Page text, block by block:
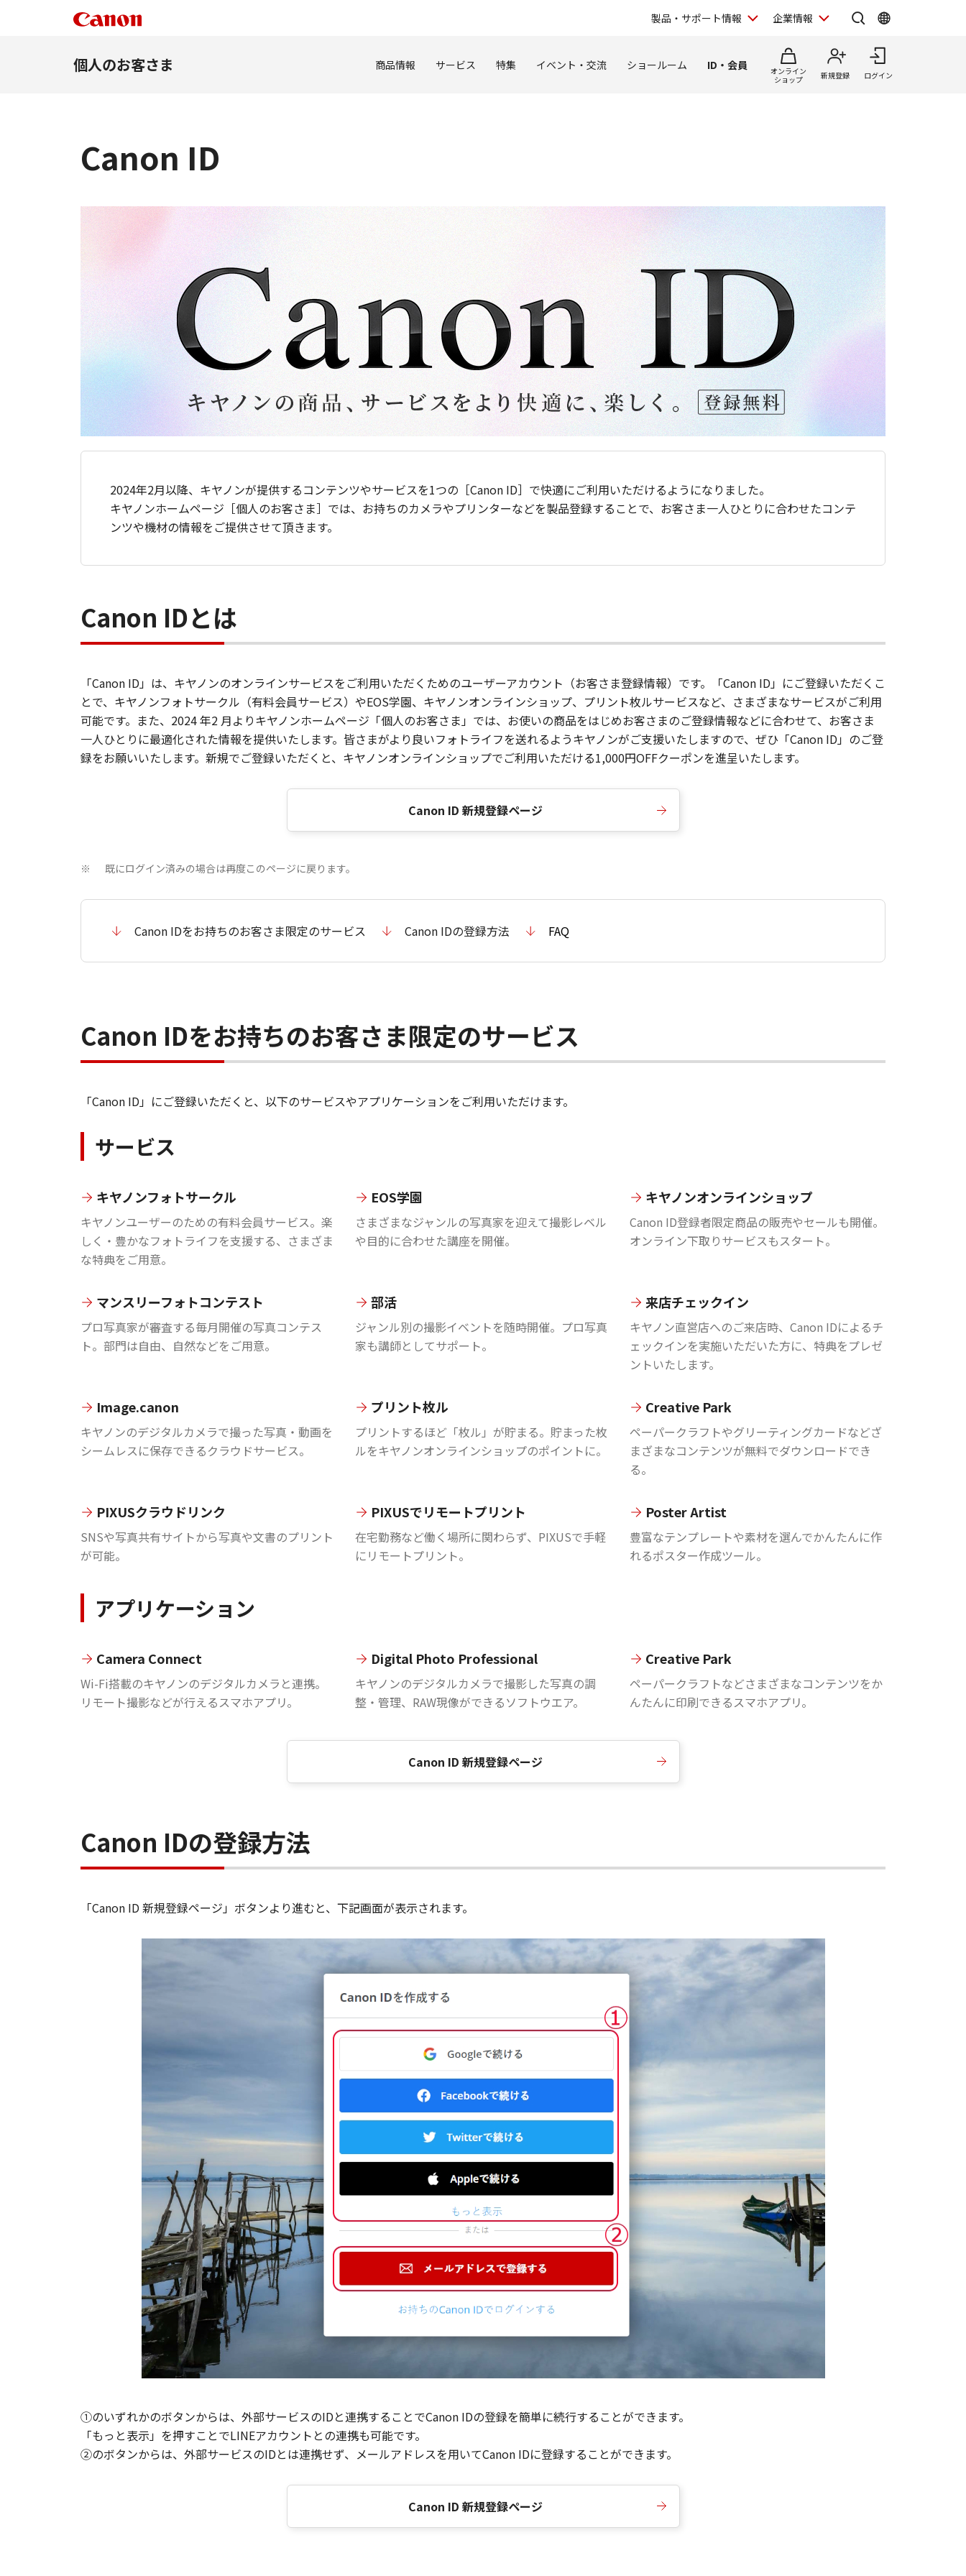
製品・サポート情報 企業情報
個人のお客さま 商品情報 サービス 特集 イベント・交流 ショールーム ID・会員
オンライン
ショップ
新規登録 ログイン
Canon ID
2024年2月以降、キヤノンが提供するコンテンツやサービスを1つの［Canon ID］で快適にご利用いただけるようになりました。
キヤノンホームページ［個人のお客さま］では、お持ちのカメラやプリンターなどを製品登録することで、お客さま一人ひとりに合わせたコンテ
ンツや機材の情報をご提供させて頂きます。
Canon IDとは
「Canon ID」は、キヤノンのオンラインサービスをご利用いただくためのユーザーアカウント（お客さま登録情報）です。「Canon ID」にご登録いただくこ
とで、キヤノンフォトサークル（有料会員サービス）やEOS学園、キヤノンオンラインショップ、プリント枚ルサービスなど、さまざまなサービスがご利用
可能です。また、2024 年2 月よりキヤノンホームページ「個人のお客さま」では、お使いの商品をはじめお客さまのご登録情報などに合わせて、お客さま
一人ひとりに最適化された情報を提供いたします。皆さまがより良いフォトライフを送れるようキヤノンがご支援いたしますので、ぜひ「Canon ID」のご登
録をお願いいたします。新規でご登録いただくと、キヤノンオンラインショップでご利用いただける1,000円OFFクーポンを進呈いたします。
Canon ID 新規登録ページ
※ 既にログイン済みの場合は再度このページに戻ります。
Canon IDをお持ちのお客さま限定のサービス Canon IDの登録方法 FAQ
Canon IDをお持ちのお客さま限定のサービス
「Canon ID」にご登録いただくと、以下のサービスやアプリケーションをご利用いただけます。
サービス
キヤノンフォトサークル
キヤノンユーザーのための有料会員サービス。楽
しく・豊かなフォトライフを支援する、さまざま
な特典をご用意。
EOS学園
さまざまなジャンルの写真家を迎えて撮影レベル
や目的に合わせた講座を開催。
キヤノンオンラインショップ
Canon ID登録者限定商品の販売やセールも開催。
オンライン下取りサービスもスタート。
マンスリーフォトコンテスト
プロ写真家が審査する毎月開催の写真コンテス
ト。部門は自由、自然などをご用意。
部活
ジャンル別の撮影イベントを随時開催。プロ写真
家も講師としてサポート。
来店チェックイン
キヤノン直営店へのご来店時、Canon IDによるチ
ェックインを実施いただいた方に、特典をプレゼ
ントいたします。
Image.canon
キヤノンのデジタルカメラで撮った写真・動画を
シームレスに保存できるクラウドサービス。
プリント枚ル
プリントするほど「枚ル」が貯まる。貯まった枚
ルをキヤノンオンラインショップのポイントに。
Creative Park
ペーパークラフトやグリーティングカードなどざ
まざまなコンテンツが無料でダウンロードでき
る。
PIXUSクラウドリンク
SNSや写真共有サイトから写真や文書のプリント
が可能。
PIXUSでリモートプリント
在宅勤務など働く場所に関わらず、PIXUSで手軽
にリモートプリント。
Poster Artist
豊富なテンプレートや素材を選んでかんたんに作
れるポスター作成ツール。
アプリケーション
Camera Connect
Wi-Fi搭載のキヤノンのデジタルカメラと連携。
リモート撮影などが行えるスマホアプリ。
Digital Photo Professional
キヤノンのデジタルカメラで撮影した写真の調
整・管理、RAW現像ができるソフトウエア。
Creative Park
ペーパークラフトなどさまざまなコンテンツをか
んたんに印刷できるスマホアプリ。
Canon ID 新規登録ページ
Canon IDの登録方法
「Canon ID 新規登録ページ」ボタンより進むと、下記画面が表示されます。
①のいずれかのボタンからは、外部サービスのIDと連携することでCanon IDの登録を簡単に続行することができます。
「もっと表示」を押すことでLINEアカウントとの連携も可能です。
②のボタンからは、外部サービスのIDとは連携せず、メールアドレスを用いてCanon IDに登録することができます。
Canon ID 新規登録ページ